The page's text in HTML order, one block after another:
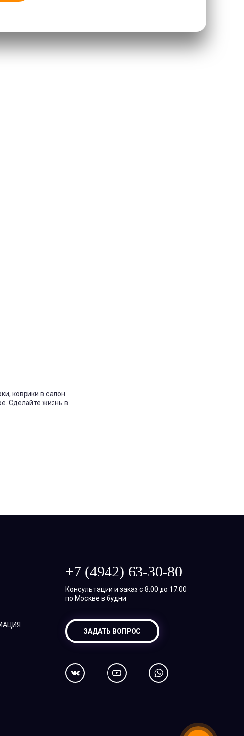
коврики в салон
Сделайте жизнь в
+7 (4942) 63-30-80
Консультации и заказ с 8:00 до 17:00
по Москве в будни
ЗАДАТЬ ВОПРОС